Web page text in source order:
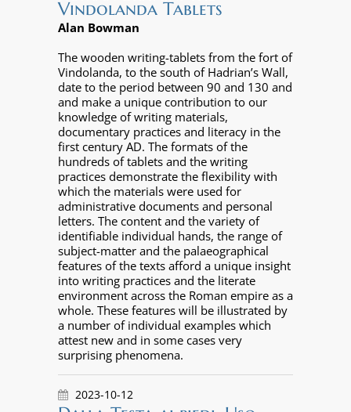
Vindolanda Tablets
Alan Bowman
The wooden writing-tablets from the fort of
Vindolanda, to the south of Hadrian’s Wall,
date to the period between 90 and 130 and
and make a unique contribution to our
knowledge of writing materials,
documentary practices and literacy in the
first century AD. The formats of the
hundreds of tablets and the writing
practices demonstrate the flexibility with
which the materials were used for
administrative documents and personal
letters. The content and the variety of
identifiable individual hands, the range of
subject-matter and the palaeographical
features of the texts afford a unique insight
into writing practices and the literate
environment across the Roman empire as a
whole. These features will be illustrated by
a number of individual examples which
attest new and in some cases very
surprising phenomena.
2023-10-12